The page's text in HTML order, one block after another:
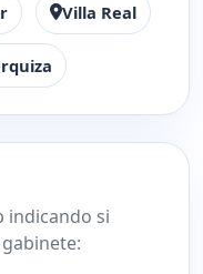
Villa Real
indicando si